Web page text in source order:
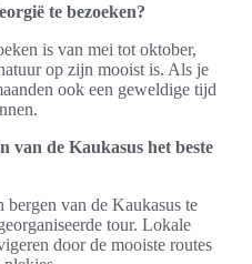
te bezoeken?
is van mei tot oktober,
op zijn mooist is. Als je
ook een geweldige tijd
van de Kaukasus het beste
bergen van de Kaukasus te
tour. Lokale
door de mooiste routes